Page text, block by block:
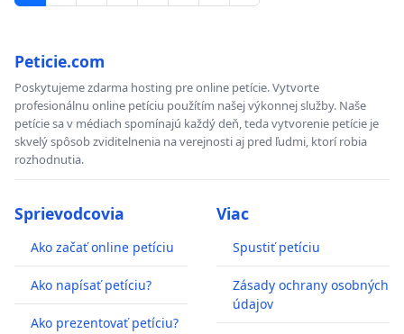
Peticie.com
Poskytujeme zdarma hosting pre online petície. Vytvorte
profesionálnu online petíciu použítím našej výkonnej služby. Naše
petície sa v médiach spomínajú každý deň, teda vytvorenie petície je
skvelý spôsob zviditelnenia na verejnosti aj pred ľudmi, ktorí robia
rozhodnutia.
Sprievodcovia
Ako začať online petíciu
Ako napísať petíciu?
Ako prezentovať petíciu?
Viac
Spustiť petíciu
Zásady ochrany osobných
údajov